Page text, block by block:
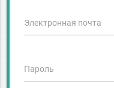
Электронная почта
Пароль